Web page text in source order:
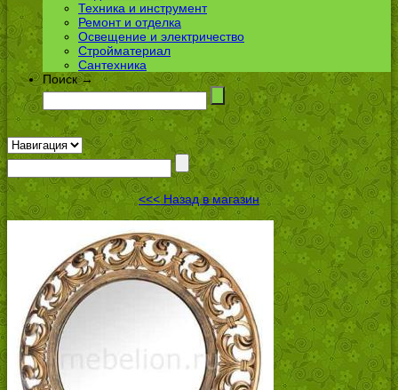
Техника и инструмент
Ремонт и отделка
Освещение и электричество
Стройматериал
Сантехника
Поиск →
<<< Назад в магазин